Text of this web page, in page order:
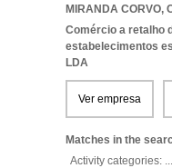
MIRANDA CORVO,
Comércio a retalho
estabelecimentos
LDA
Ver empresa
Matches in the
Activity categories: ...